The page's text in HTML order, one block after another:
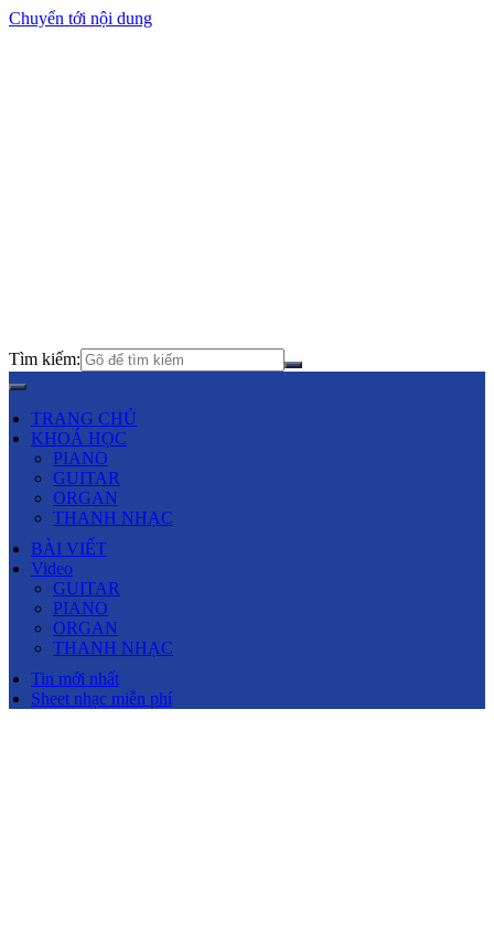
Chuyển tới nội dung
Tìm kiếm:
TRANG CHỦ
KHOÁ HỌC
PIANO
GUITAR
ORGAN
THANH NHẠC
BÀI VIẾT
Video
GUITAR
PIANO
ORGAN
THANH NHẠC
Tin mới nhất
Sheet nhạc miễn phí